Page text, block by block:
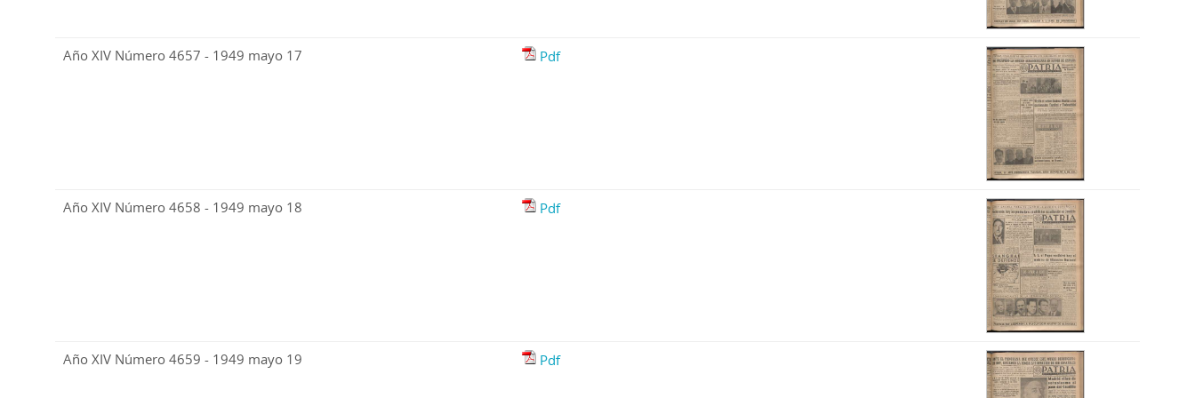
Año XIV Número 4657 - 1949 mayo 17 Pdf
Año XIV Número 4658 - 1949 mayo 18 Pdf
Año XIV Número 4659 - 1949 mayo 19 Pdf